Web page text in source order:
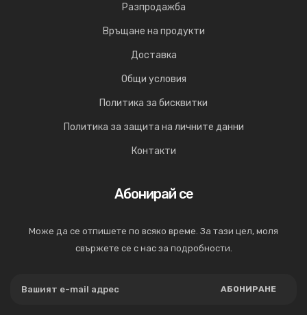
Разпродажба
Връщане на продукти
Доставка
Общи условия
Политика за бисквитки
Политика за защита на личните данни
Контакти
Абонирай се
Може да се отпишете по всяко време. За тази цел, моля
свържете се с нас за подробности.
АБОНИРАНЕ